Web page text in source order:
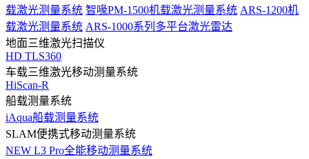
载激光测量系统 智喙PM-1500机载激光测量系统 ARS-1200机
载激光测量系统 ARS-1000系列多平台激光雷达
地面三维激光扫描仪
HD TLS360
车载三维激光移动测量系统
HiScan-R
船载测量系统
iAqua船载测量系统
SLAM便携式移动测量系统
NEW L3 Pro全能移动测量系统